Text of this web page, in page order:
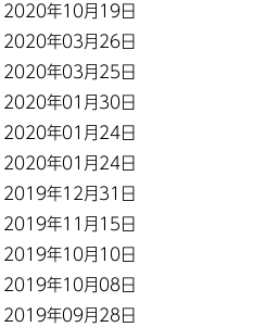
2020年10月19日
2020年03月26日
2020年03月25日
2020年01月30日
2020年01月24日
2020年01月24日
2019年12月31日
2019年11月15日
2019年10月10日
2019年10月08日
2019年09月28日